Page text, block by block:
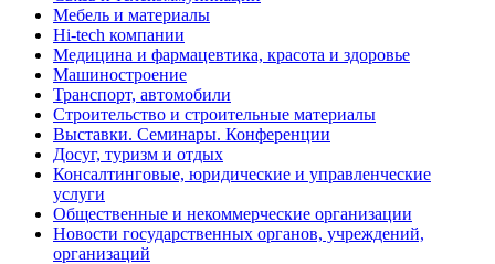
Мебель и материалы
Hi-tech компании
Медицина и фармацевтика, красота и здоровье
Машиностроение
Транспорт, автомобили
Строительство и строительные материалы
Выставки. Семинары. Конференции
Досуг, туризм и отдых
Консалтинговые, юридические и управленческие
услуги
Общественные и некоммерческие организации
Новости государственных органов, учреждений,
организаций